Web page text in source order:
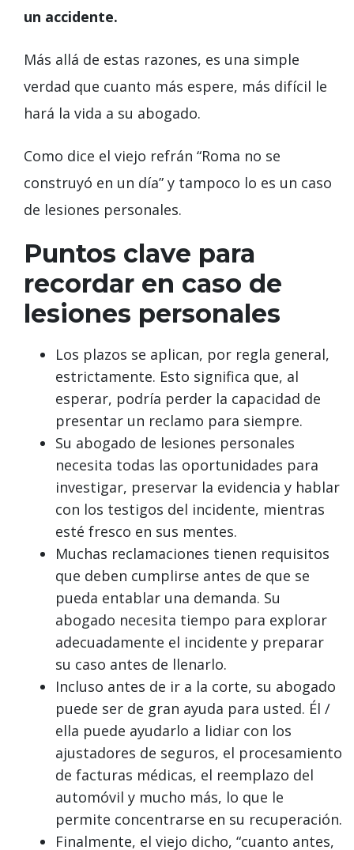
un accidente.
Más allá de estas razones, es una simple
verdad que cuanto más espere, más difícil le
hará la vida a su abogado.
Como dice el viejo refrán “Roma no se
construyó en un día” y tampoco lo es un caso
de lesiones personales.
Puntos clave para
recordar en caso de
lesiones personales
Los plazos se aplican, por regla general,
estrictamente. Esto significa que, al
esperar, podría perder la capacidad de
presentar un reclamo para siempre.
Su abogado de lesiones personales
necesita todas las oportunidades para
investigar, preservar la evidencia y hablar
con los testigos del incidente, mientras
esté fresco en sus mentes.
Muchas reclamaciones tienen requisitos
que deben cumplirse antes de que se
pueda entablar una demanda. Su
abogado necesita tiempo para explorar
adecuadamente el incidente y preparar
su caso antes de llenarlo.
Incluso antes de ir a la corte, su abogado
puede ser de gran ayuda para usted. Él /
ella puede ayudarlo a lidiar con los
ajustadores de seguros, el procesamiento
de facturas médicas, el reemplazo del
automóvil y mucho más, lo que le
permite concentrarse en su recuperación.
Finalmente, el viejo dicho, “cuanto antes,